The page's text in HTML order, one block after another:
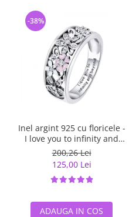
Inel argint 925 cu floricele -
I love you to infinity and
beyond - Be Nature
IST0055
200,26 Lei
125,00 Lei
-38%
ADAUGA IN COS